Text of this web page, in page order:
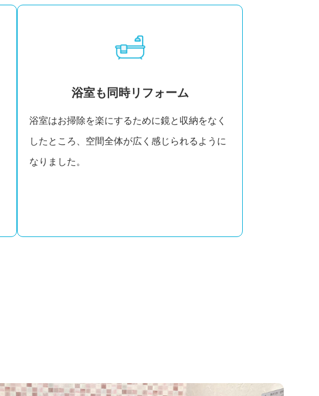
浴室も同時リフォーム
浴室はお掃除を楽にするために鏡と収納をなく
したところ、空間全体が広く感じられるように
なりました。